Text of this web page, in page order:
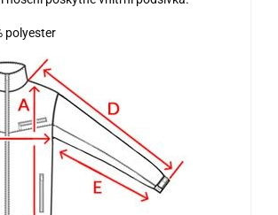
polyester